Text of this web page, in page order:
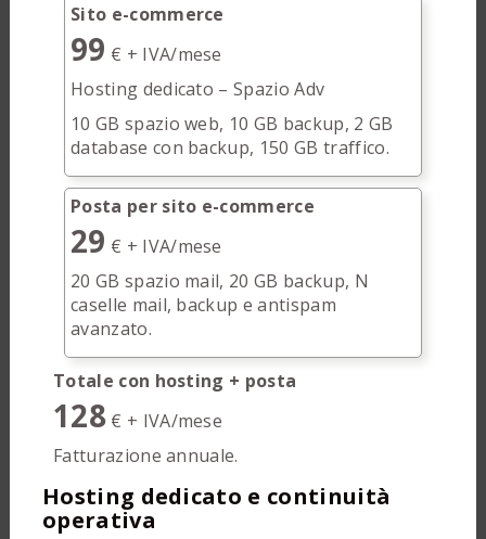
Sito e-commerce
99 € + IVA/mese
Hosting dedicato – Spazio Adv
10 GB spazio web, 10 GB backup, 2 GB
database con backup, 150 GB traffico.
Posta per sito e-commerce
29 € + IVA/mese
20 GB spazio mail, 20 GB backup, N
caselle mail, backup e antispam
avanzato.
Totale con hosting + posta
128€ + IVA/mese
Fatturazione annuale.
Hosting dedicato e continuità
operativa